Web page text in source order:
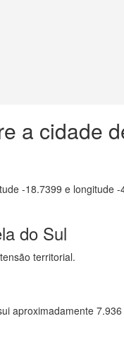
a cidade
-18.7399 e longitude
do Sul
territorial.
aproximadamente